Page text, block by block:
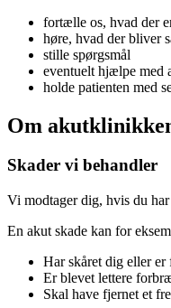
fortælle os, hvad der
høre, hvad der bliver
stille spørgsmål
eventuelt hjælpe med
holde patienten med
Om
Skader vi behandler
Vi modtager dig, hvis du
En akut skade kan for
Har skåret dig eller er
Er blevet lettere
Skal have fjernet et